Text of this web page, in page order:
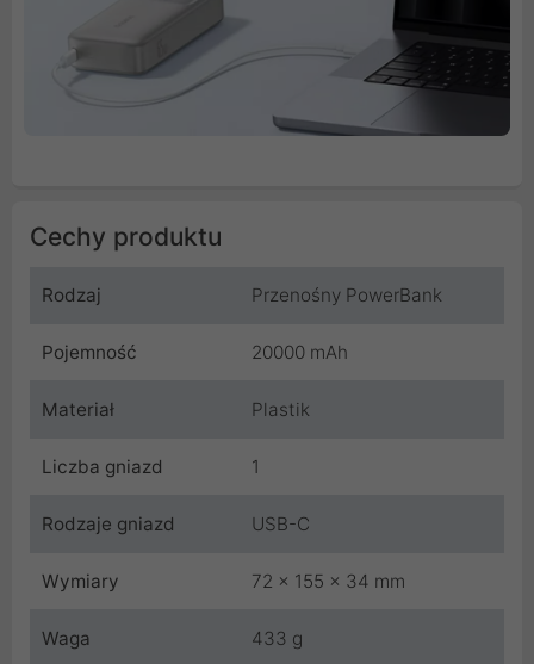
Cechy produktu
Rodzaj Przenośny PowerBank
Pojemność 20000 mAh
Materiał Plastik
Liczba gniazd 1
Rodzaje gniazd USB-C
Wymiary 72 x 155 x 34 mm
Waga 433 g